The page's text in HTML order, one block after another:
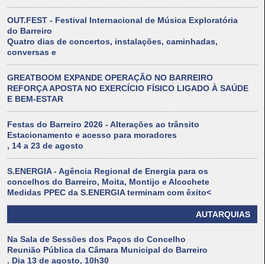
OUT.FEST - Festival Internacional de Música Exploratória
do Barreiro
Quatro dias de concertos, instalações, caminhadas,
conversas e
GREATBOOM EXPANDE OPERAÇÃO NO BARREIRO
REFORÇA APOSTA NO EXERCÍCIO FÍSICO LIGADO À SAÚDE
E BEM-ESTAR
Festas do Barreiro 2026 - Alterações ao trânsito
Estacionamento e acesso para moradores
, 14 a 23 de agosto
S.ENERGIA - Agência Regional de Energia para os
concelhos do Barreiro, Moita, Montijo e Alcochete
Medidas PPEC da S.ENERGIA terminam com êxito<
AUTARQUIAS
Na Sala de Sessões dos Paços do Concelho
Reunião Pública da Câmara Municipal do Barreiro
. Dia 13 de agosto, 10h30